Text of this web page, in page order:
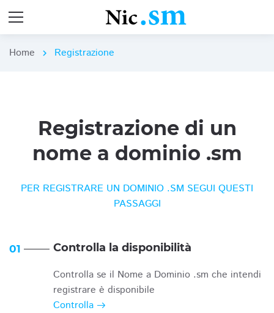
Home chevron_right Registrazione
Registrazione di un
nome a dominio .sm
PER REGISTRARE UN DOMINIO .SM SEGUI QUESTI
PASSAGGI
01 Controlla la disponibilità
Controlla se il Nome a Dominio .sm che intendi
registrare è disponibile
Controlla